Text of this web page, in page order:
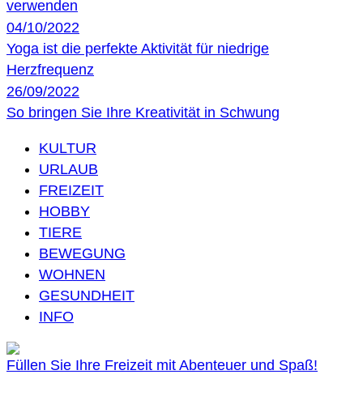
verwenden
04/10/2022
Yoga ist die perfekte Aktivität für niedrige
Herzfrequenz
26/09/2022
So bringen Sie Ihre Kreativität in Schwung
KULTUR
URLAUB
FREIZEIT
HOBBY
TIERE
BEWEGUNG
WOHNEN
GESUNDHEIT
INFO
Füllen Sie Ihre Freizeit mit Abenteuer und Spaß!